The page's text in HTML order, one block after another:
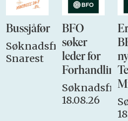
Bussjåfør
Søknadsfrist:
Snarest
BFO
søker
leder for
Søknadsfrist:
18.08.26